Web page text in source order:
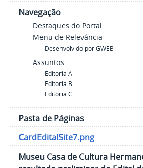
Navegação
Destaques do Portal
Menu de Relevância
Desenvolvido por GWEB
Assuntos
Editoria A
Editoria B
Editoria C
Pasta de Páginas
CardEditalSite7.png
Museu Casa de Cultura